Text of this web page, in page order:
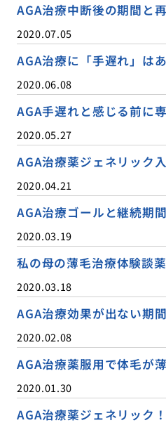
AGA治療中断後の期間と
2020.07.05
AGA治療に「手遅れ」は
2020.06.08
AGA手遅れと感じる前に
2020.05.27
AGA治療薬ジェネリック
2020.04.21
AGA治療ゴールと継続期
2020.03.19
私の母の薄毛治療体験談
2020.03.18
AGA治療効果が出ない期
2020.02.08
AGA治療薬服用で体毛が
2020.01.30
AGA治療薬ジェネリック